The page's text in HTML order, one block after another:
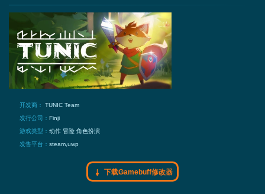
开发商： TUNIC Team
发行公司： Finji
游戏类型： 动作冒险角色扮演
发售平台： steam,uwp
下载Gamebuff修改器